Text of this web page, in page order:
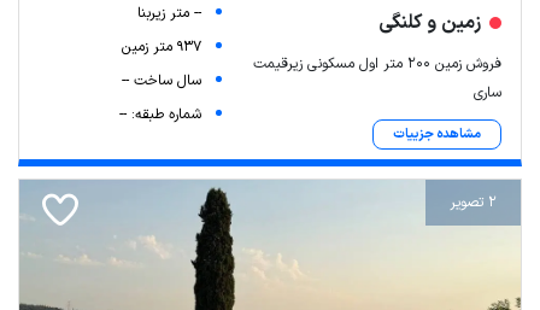
زمین و کلنگی
فروش زمین ۲۰۰ متر اول مسکونی زیرقیمت
ساری
مشاهده جزییات
-- متر زیربنا
937 متر زمین
سال ساخت --
شماره طبقه: --
2 تصویر